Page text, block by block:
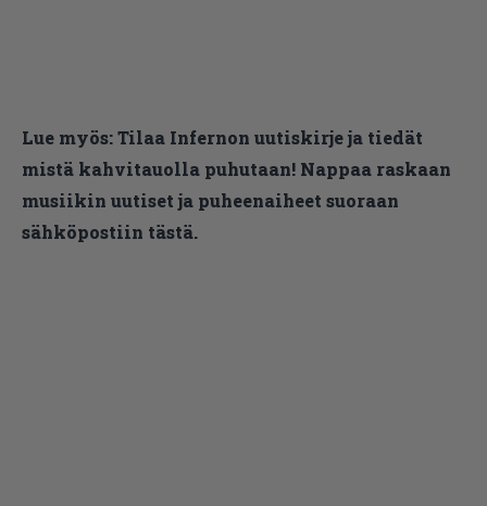
Lue myös:Tilaa Infernon uutiskirje ja tiedät
mistä kahvitauolla puhutaan! Nappaa raskaan
musiikin uutiset ja puheenaiheet suoraan
sähköpostiin tästä.